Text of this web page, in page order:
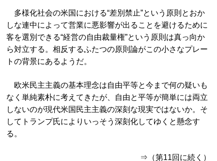
多様化社会の米国における“差別禁止”という原則とおか
しな連中によって営業に悪影響が出ることを避けるために
客を選別できる“経営の自由裁量権”という原則は真っ向か
ら対立する。相反するふたつの原則論がこの小さなプレー
トの背景にあるようだ。
欧米民主主義の基本理念は自由平等と今まで何の疑いも
なく単純素朴に考えてきたが、自由と平等が簡単には両立
しないのが現代米国民主主義の深刻な現実ではないか。そ
してトランプ氏によりいっそう深刻化してゆくと懸念す
る。
⇒（第11回に続く）